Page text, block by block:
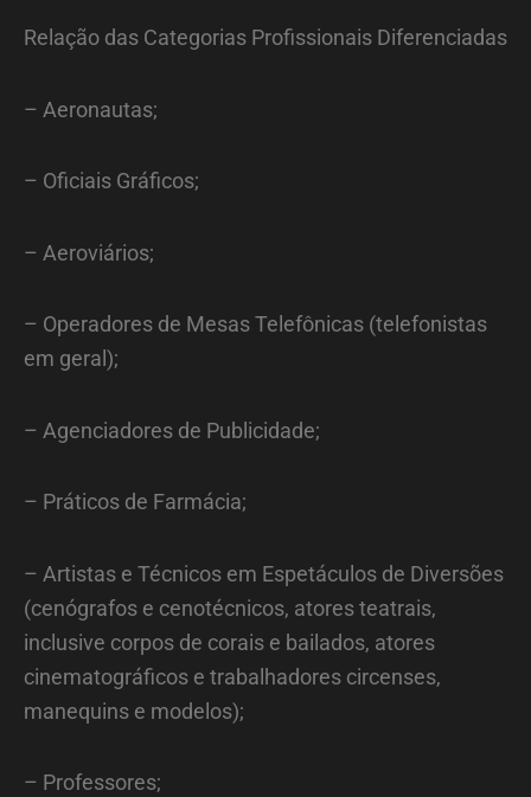
Relação das Categorias Profissionais Diferenciadas
– Aeronautas;
– Oficiais Gráficos;
– Aeroviários;
– Operadores de Mesas Telefônicas (telefonistas
em geral);
– Agenciadores de Publicidade;
– Práticos de Farmácia;
– Artistas e Técnicos em Espetáculos de Diversões
(cenógrafos e cenotécnicos, atores teatrais,
inclusive corpos de corais e bailados, atores
cinematográficos e trabalhadores circenses,
manequins e modelos);
– Professores;